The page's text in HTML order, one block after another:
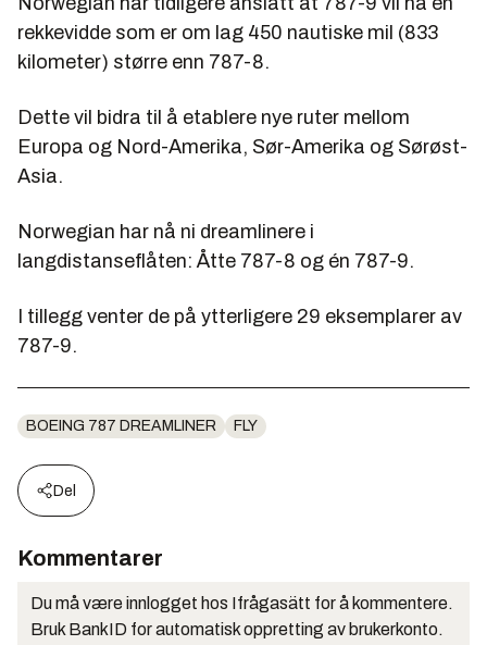
rekkevidde som er om lag 450 nautiske mil (833
kilometer) større enn 787-8.
Dette vil bidra til å etablere nye ruter mellom
Europa og Nord-Amerika, Sør-Amerika og Sørøst-
Asia.
Norwegian har nå ni dreamlinere i
langdistanseflåten: Åtte 787-8 og én 787-9.
I tillegg venter de på ytterligere 29 eksemplarer av
787-9.
BOEING 787 DREAMLINER FLY
Del
Kommentarer
Du må være innlogget hos Ifrågasätt for å kommentere.
Bruk BankID for automatisk oppretting av brukerkonto.